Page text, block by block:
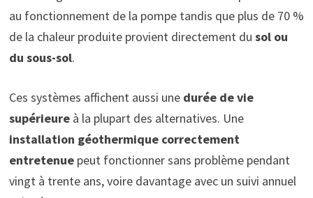
au fonctionnement de la pompe tandis que plus de 70 %
de la chaleur produite provient directement du sol ou
du sous-sol.
Ces systèmes affichent aussi une durée de vie
supérieureà la plupart des alternatives. Une
installation géothermique correctement
entretenuepeut fonctionner sans problème pendant
vingt à trente ans, voire davantage avec un suivi annuel